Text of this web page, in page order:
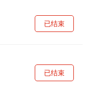
已结束
已结束